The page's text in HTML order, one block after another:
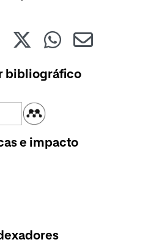
bibliográfico
e impacto